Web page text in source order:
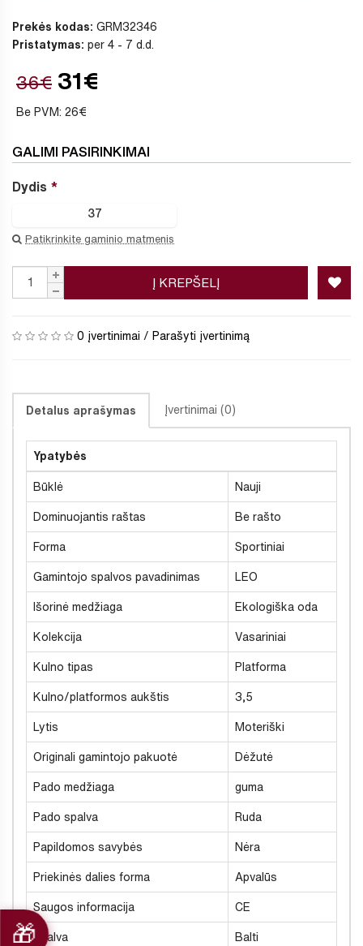
Prekės kodas: GRM32346
Pristatymas: per 4 - 7 d.d.
36€ 31€
Be PVM: 26€
GALIMI PASIRINKIMAI
Dydis
37
Patikrinkite gaminio matmenis
Į KREPŠELĮ
0 įvertinimai / Parašyti įvertinimą
Detalus aprašymas Įvertinimai (0)
Ypatybės
Būklė Nauji
Dominuojantis raštas Be rašto
Forma Sportiniai
Gamintojo spalvos pavadinimas LEO
Išorinė medžiaga Ekologiška oda
Kolekcija Vasariniai
Kulno tipas Platforma
Kulno/platformos aukštis 3,5
Lytis Moteriški
Originali gamintojo pakuotė Dėžutė
Pado medžiaga guma
Pado spalva Ruda
Papildomos savybės Nėra
Priekinės dalies forma Apvalūs
Saugos informacija CE
Spalva Balti